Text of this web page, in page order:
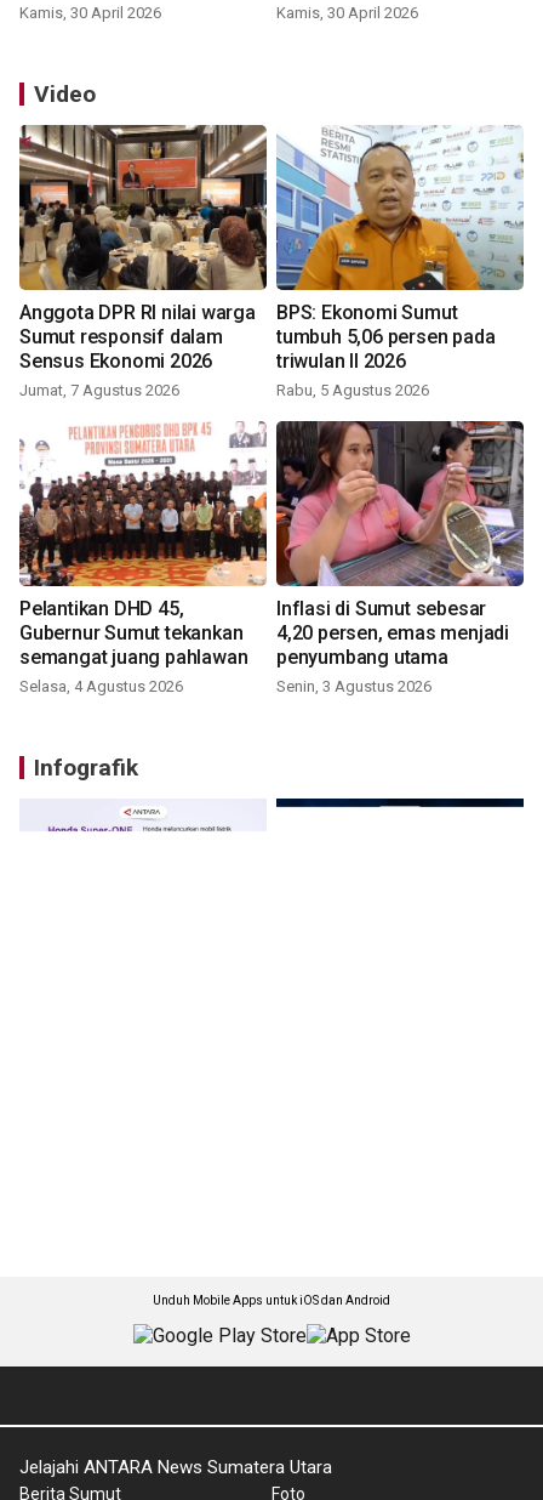
Kamis, 30 April 2026 Kamis, 30 April 2026
Video
Anggota DPR RI nilai warga
Sumut responsif dalam
Sensus Ekonomi 2026
Jumat, 7 Agustus 2026
BPS: Ekonomi Sumut
tumbuh 5,06 persen pada
triwulan II 2026
Rabu, 5 Agustus 2026
Pelantikan DHD 45,
Gubernur Sumut tekankan
semangat juang pahlawan
Selasa, 4 Agustus 2026
Inflasi di Sumut sebesar
4,20 persen, emas menjadi
penyumbang utama
Senin, 3 Agustus 2026
Infografik
Unduh Mobile Apps untuk iOS dan Android
Jelajahi ANTARA News Sumatera Utara
Berita Sumut Foto